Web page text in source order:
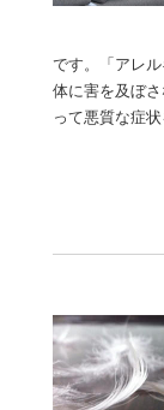
です。「アレ
体に害を及ぼ
って悪質な症